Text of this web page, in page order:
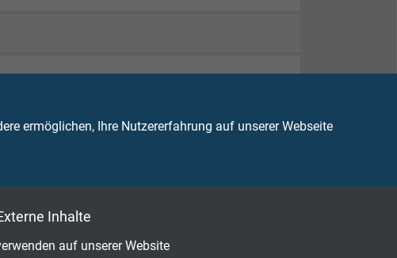
ermöglichen, Ihre Nutzererfahrung auf unserer Webseite
Inhalte
auf unserer Website